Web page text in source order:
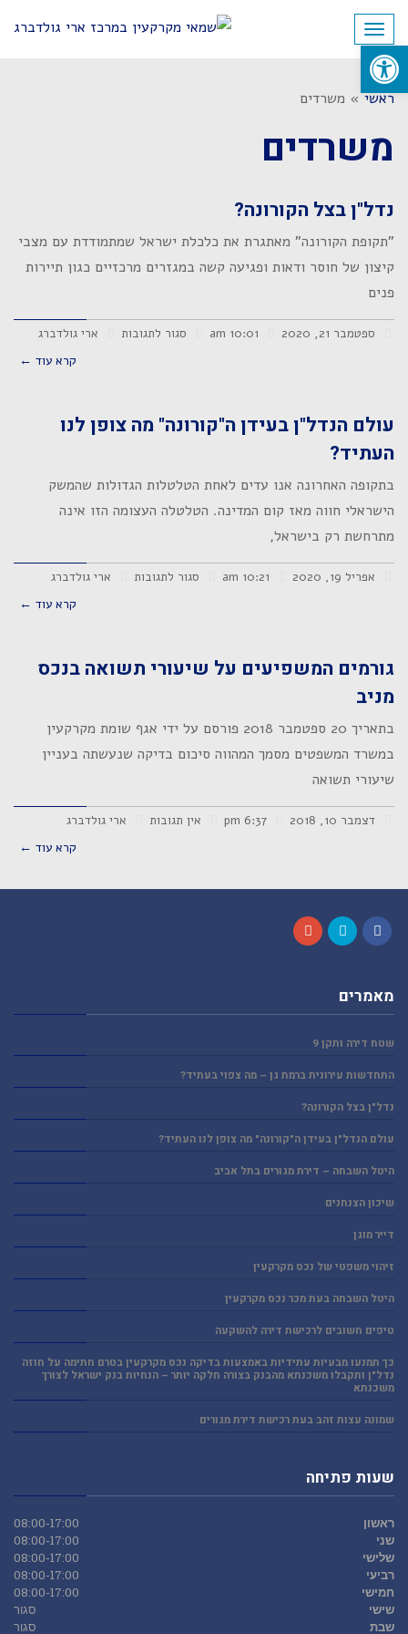
פתח סרגל נגישות
לתוכן
תפריט
ראשי » משרדים
משרדים
נדל"ן בצל הקורונה?
"תקופת הקורונה" מאתגרת את כלכלת ישראל שמתמודדת עם מצבי
קיצון של חוסר ודאות ופגיעה קשה במגזרים מרכזיים כגון תיירות
פנים
ספטמבר 21, 2020 סגור לתגובות
ארי גולדברג
קרא עוד ←
עולם הנדל"ן בעידן ה"קורונה" מה צופן לנו
העתיד?
בתקופה האחרונה אנו עדים לאחת הטלטלות הגדולות שהמשק
הישראלי חווה מאז קום המדינה. הטלטלה העצומה הזו אינה
מתרחשת רק בישראל,
אפריל 19, 2020 סגור לתגובות
ארי גולדברג
קרא עוד ←
גורמים המשפיעים על שיעורי תשואה בנכס
מניב
בתאריך 20 ספטמבר 2018 פורסם על ידי אגף שומת מקרקעין
במשרד המשפטים מסמך המהווה סיכום בדיקה שנעשתה בעניין
שיעורי תשואה
דצמבר 10, 2018 אין תגובות
ארי גולדברג
קרא עוד ←
מאמרים
שטח דירה ותקן 9
התחדשות עירונית ברמת גן – מה צפוי בעתיד?
נדל"ן בצל הקורונה?
עולם הנדל"ן בעידן ה"קורונה" מה צופן לנו העתיד?
היטל השבחה – דירת מגורים בתל אביב
שיכון הצנחנים
דייר מוגן
זיהוי משפטי של נכס מקרקעין
היטל השבחה בעת מכר נכס מקרקעין
טיפים חשובים לרכישת דירה להשקעה
כך תמנעו מבעיות עתידיות באמצעות בדיקה נכס מקרקעין בטרם חתימה על חוזה
נדל"ן ותקבלו משכנתא מהבנק בצורה חלקה יותר – הנחיות בנק ישראל לצורך
משכנתא
שמונה עצות זהב בעת רכישת דירת מגורים
שעות פתיחה
ראשון
08:00-17:00
שני
08:00-17:00
שלישי
08:00-17:00
רביעי
08:00-17:00
חמישי
08:00-17:00
שישי
סגור
שבת
סגור